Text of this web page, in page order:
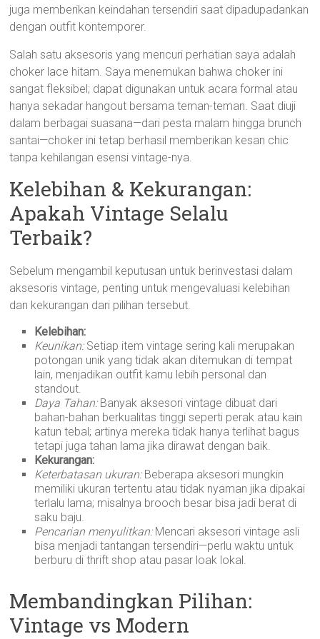
juga memberikan keindahan tersendiri saat dipadupadankan
dengan outfit kontemporer.
Salah satu aksesoris yang mencuri perhatian saya adalah
choker lace hitam. Saya menemukan bahwa choker ini
sangat fleksibel; dapat digunakan untuk acara formal atau
hanya sekadar hangout bersama teman-teman. Saat diuji
dalam berbagai suasana—dari pesta malam hingga brunch
santai—choker ini tetap berhasil memberikan kesan chic
tanpa kehilangan esensi vintage-nya.
Kelebihan & Kekurangan:
Apakah Vintage Selalu
Terbaik?
Sebelum mengambil keputusan untuk berinvestasi dalam
aksesoris vintage, penting untuk mengevaluasi kelebihan
dan kekurangan dari pilihan tersebut.
Kelebihan:
Keunikan:Setiap item vintage sering kali merupakan
potongan unik yang tidak akan ditemukan di tempat
lain, menjadikan outfit kamu lebih personal dan
standout.
Daya Tahan:Banyak aksesori vintage dibuat dari
bahan-bahan berkualitas tinggi seperti perak atau kain
katun tebal; artinya mereka tidak hanya terlihat bagus
tetapi juga tahan lama jika dirawat dengan baik.
Kekurangan:
Keterbatasan ukuran:Beberapa aksesori mungkin
memiliki ukuran tertentu atau tidak nyaman jika dipakai
terlalu lama; misalnya brooch besar bisa jadi berat di
saku baju.
Pencarian menyulitkan:Mencari aksesori vintage asli
bisa menjadi tantangan tersendiri—perlu waktu untuk
berburu di thrift shop atau pasar loak lokal.
Membandingkan Pilihan:
Vintage vs Modern